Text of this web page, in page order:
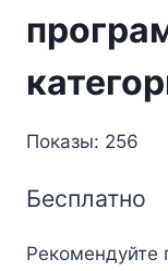
Показы: 256
Бесплатно
Рекомендуйте